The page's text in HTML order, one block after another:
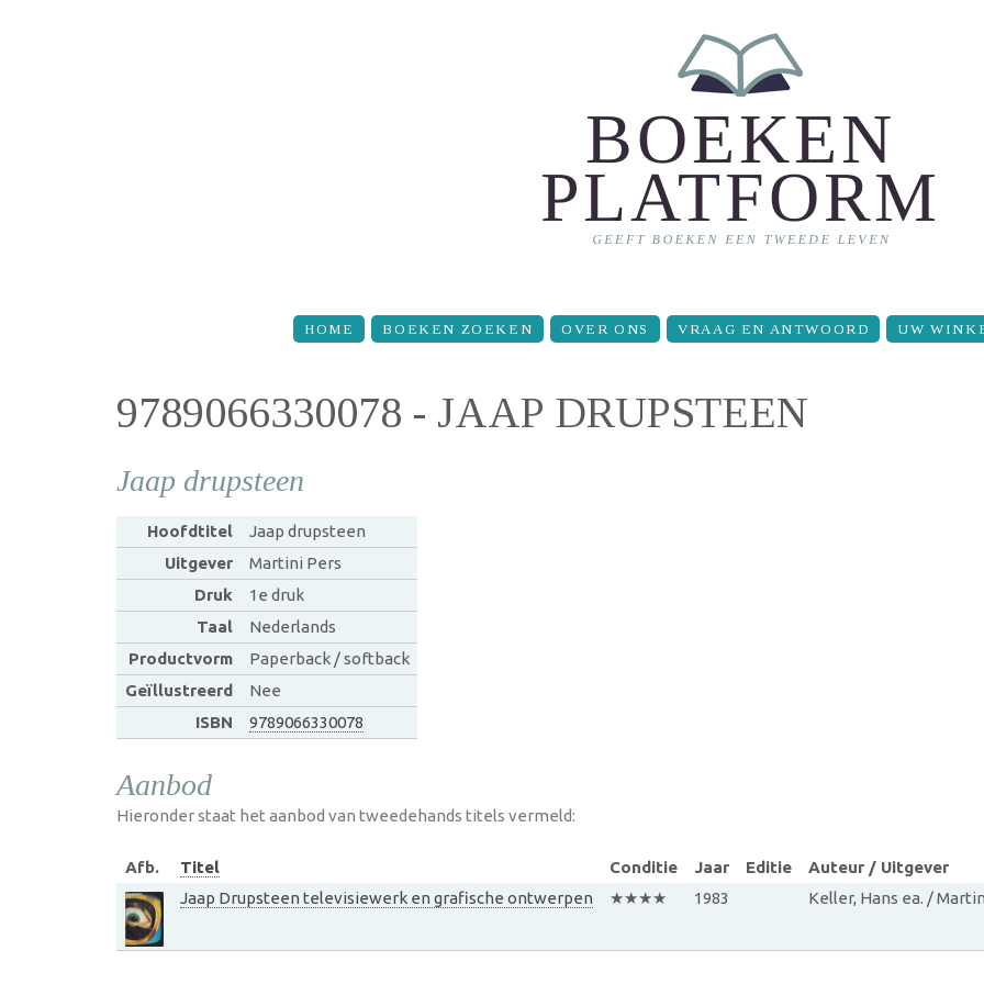
HOME BOEKEN ZOEKEN OVER ONS VRAAG EN ANTWOORD UW
9789066330078 - JAAP DRUPSTEEN
Jaap drupsteen
Hoofdtitel
Jaap drupsteen
Uitgever
Martini Pers
Druk
1e druk
Taal
Nederlands
Productvorm
Paperback / softback
Geïllustreerd
Nee
ISBN
9789066330078
Aanbod
Hieronder staat het aanbod van tweedehands titels vermeld:
Afb. Titel Conditie Jaar Editie Auteur / Uitgever
Jaap Drupsteen televisiewerk en grafische ontwerpen
★★★★ 1983 Keller, Hans ea. /